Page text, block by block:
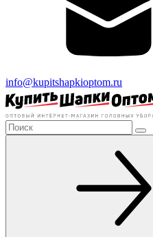
info@kupitshapkioptom.ru